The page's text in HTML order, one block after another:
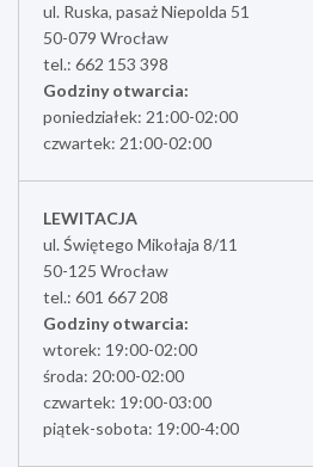
ul. Ruska, pasaż Niepolda 51
50-079 Wrocław
tel.: 662 153 398
Godziny otwarcia:
poniedziałek: 21:00-02:00
czwartek: 21:00-02:00
LEWITACJA
ul. Świętego Mikołaja 8/11
50-125 Wrocław
tel.: 601 667 208
Godziny otwarcia:
wtorek: 19:00-02:00
środa: 20:00-02:00
czwartek: 19:00-03:00
piątek-sobota: 19:00-4:00